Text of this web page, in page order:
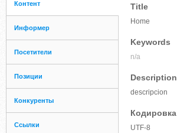
Контент
Информер
Посетители
Позиции
Конкуренты
Ссылки
Title
Home
Keywords
n/a
Description
descripcion
Кодировка
UTF-8